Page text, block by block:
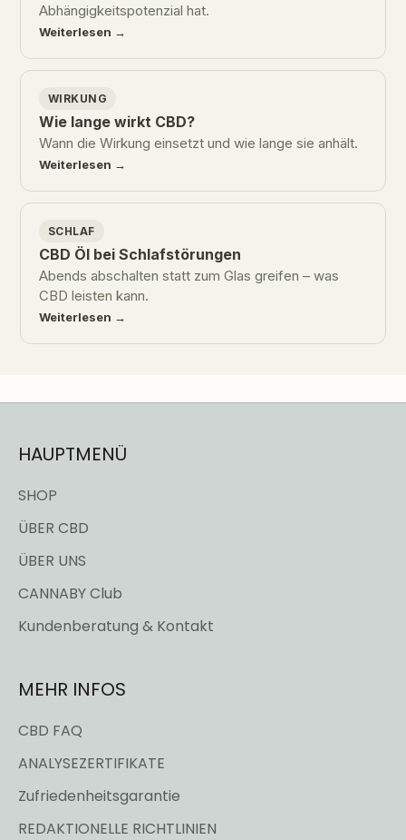
Abhängigkeitspotenzial hat.
Weiterlesen →
WIRKUNG
Wie lange wirkt CBD?
Wann die Wirkung einsetzt und wie lange sie anhält.
Weiterlesen →
SCHLAF
CBD Öl bei Schlafstörungen
Abends abschalten statt zum Glas greifen – was
CBD leisten kann.
Weiterlesen →
HAUPTMENÜ
SHOP
ÜBER CBD
ÜBER UNS
CANNABY Club
Kundenberatung & Kontakt
MEHR INFOS
CBD FAQ
ANALYSEZERTIFIKATE
Zufriedenheitsgarantie
REDAKTIONELLE RICHTLINIEN